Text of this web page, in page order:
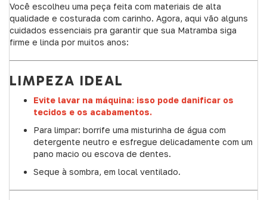
Você escolheu uma peça feita com materiais de alta
qualidade e costurada com carinho. Agora, aqui vão alguns
cuidados essenciais pra garantir que sua Matramba siga
firme e linda por muitos anos:
LIMPEZA IDEAL
Evite lavar na máquina: isso pode danificar os
tecidos e os acabamentos.
Para limpar: borrife uma misturinha de água com
detergente neutro e esfregue delicadamente com um
pano macio ou escova de dentes.
Seque à sombra, em local ventilado.